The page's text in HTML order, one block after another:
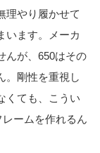
理やり履かせて
ます。メーカ
んが、650はその
。剛性を重視し
くても、こうい
ームを作れるん